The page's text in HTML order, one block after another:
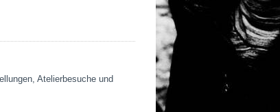
Atelierbesuche und